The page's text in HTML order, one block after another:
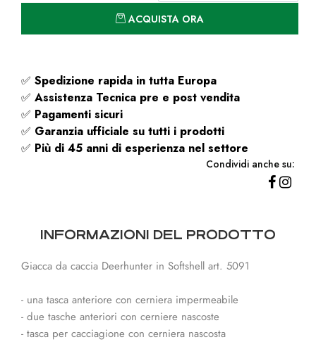
ACQUISTA ORA
✅ Spedizione rapida in tutta Europa
✅ Assistenza Tecnica pre e post vendita
✅ Pagamenti sicuri
✅ Garanzia ufficiale su tutti i prodotti
✅ Più di 45 anni di esperienza nel settore
Condividi anche su:
INFORMAZIONI DEL PRODOTTO
Giacca da caccia Deerhunter in Softshell art. 5091
- una tasca anteriore con cerniera impermeabile
- due tasche anteriori con cerniere nascoste
- tasca per cacciagione con cerniera nascosta